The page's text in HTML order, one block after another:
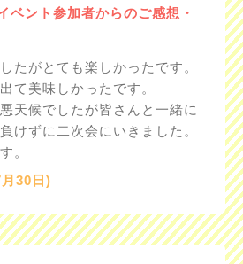
ント参加者からのご感想・
たがとても楽しかったです。
て美味しかったです。
天候でしたが皆さんと一緒に
けずに二次会にいきました。
。
30日)